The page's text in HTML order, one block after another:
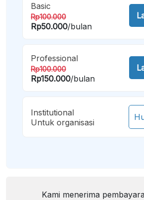
Basic
Rp100.000
Rp50.000/bulan
Professional
Rp100.000
Rp150.000/bulan
Institutional
Untuk organisasi
Kami menerima